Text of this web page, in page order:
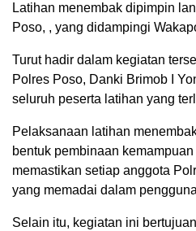
Latihan menembak dipimpin
Poso, , yang didampingi
Turut hadir dalam kegiatan
Polres Poso, Danki Brimob I
seluruh peserta latihan yang
Pelaksanaan latihan
bentuk pembinaan
memastikan setiap anggota
yang memadai dalam
Selain itu, kegiatan ini